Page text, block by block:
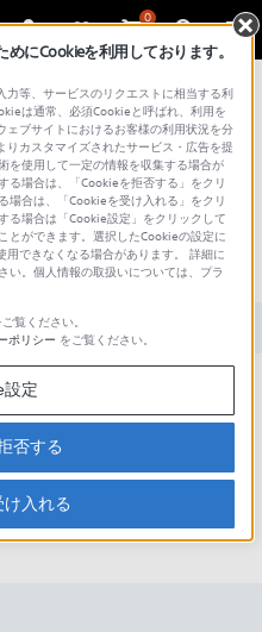
0
合わせ
: 2025/03/11
き取りやすくす
対象製品カテゴリー・製品
拡張設定」「ゆっくりモード」
にCookieを利用しております。
等、サービスのリクエストに相当する利
は通常、必須Cookieと呼ばれ、利用を
ブサイトにおけるお客様の利用状況を分
カスタマイズされたサービス・広告を提
を使用して一定の情報を収集する場合が
る場合は、「Cookieを拒否する」をクリ
場合は、「Cookieを受け入れる」をクリ
る場合は「Cookie設定」をクリックして
とができます。選択したCookieの設定に
できなくなる場合があります。 詳細に
い。個人情報の取扱いについては、プラ
覧ください。
ポリシー をご覧ください。
設定
否する
入れる